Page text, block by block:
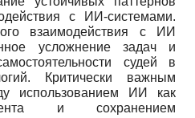
с ИИ-системами.
взаимодействия с ИИ
усложнение задач и
судей в
Критически важным
использованием ИИ как
и сохранением